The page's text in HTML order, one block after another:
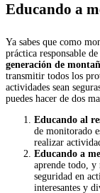
Educando a
Ya sabes que como
práctica responsable
generación de
transmitir todos los
actividades sean
puedes hacer de dos
Educando al
de monitorado
realizar
Educando a
aprende todo, y
seguridad en
interesantes y